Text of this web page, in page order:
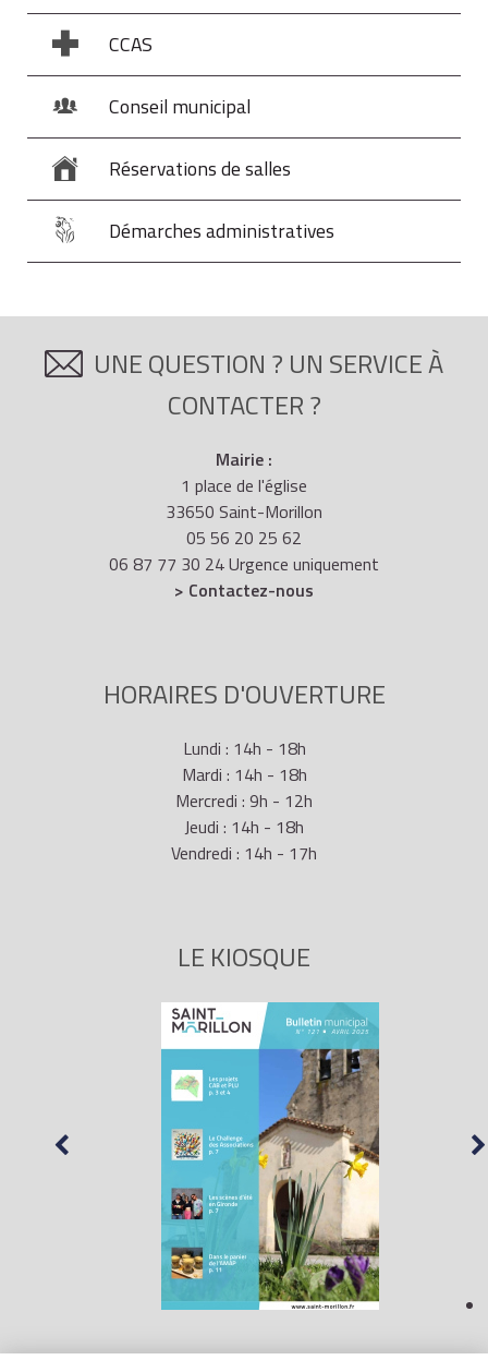
CCAS
Conseil municipal
Réservations de salles
Démarches administratives
UNE QUESTION ? UN SERVICE À
CONTACTER ?
Mairie :
1 place de l'église
33650 Saint-Morillon
05 56 20 25 62
06 87 77 30 24 Urgence uniquement
> Contactez-nous
HORAIRES D'OUVERTURE
Lundi : 14h - 18h
Mardi : 14h - 18h
Mercredi : 9h - 12h
Jeudi : 14h - 18h
Vendredi : 14h - 17h
LE KIOSQUE